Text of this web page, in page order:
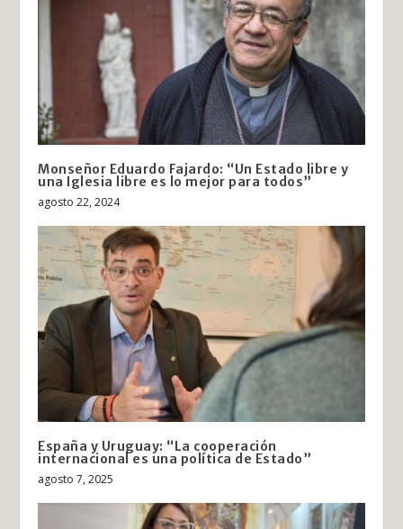
Monseñor Eduardo Fajardo: “Un Estado libre y
una Iglesia libre es lo mejor para todos”
agosto 22, 2024
España y Uruguay: “La cooperación
internacional es una política de Estado”
agosto 7, 2025